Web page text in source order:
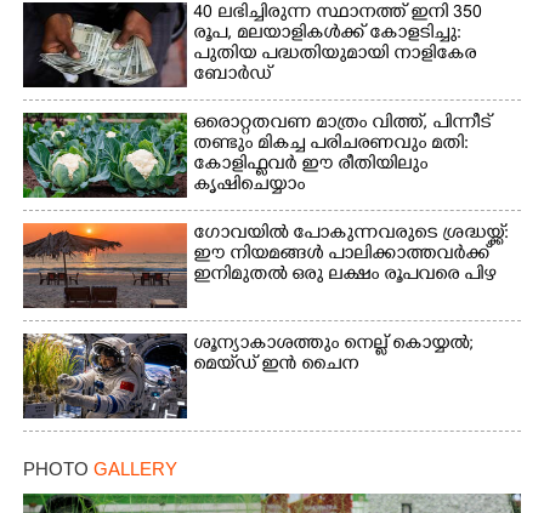
40 ലഭിച്ചിരുന്ന സ്ഥാനത്ത് ഇനി 350
രൂപ, മലയാളികൾക്ക് കോളടിച്ചു:
പുതിയ പദ്ധതിയുമായി നാളികേര
ബോർഡ്
ഒരൊറ്റതവണ മാത്രം വിത്ത്, പിന്നീട്
തണ്ടും മികച്ച പരിചരണവും മതി:
കോളിഫ്ലവർ ഈ രീതിയിലും
കൃഷിചെയ്യാം
ഗോവയിൽ പോകുന്നവരുടെ ശ്രദ്ധയ്ക്ക്:
ഈ നിയമങ്ങൾ പാലിക്കാത്തവർക്ക്
ഇനിമുതൽ ഒരു ലക്ഷം രൂപവരെ പിഴ
ശൂന്യാകാശത്തും നെല്ല് കൊയ്യൽ;
മെയ്‌ഡ് ഇൻ ചൈന
PHOTO GALLERY